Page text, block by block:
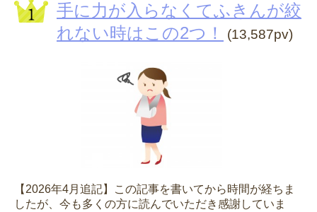
手に力が入らなくてふきんが絞
れない時はこの2つ！
(13,587pv)
【2026年4月追記】この記事を書いてから時間が経ちま
したが、今も多くの方に読んでいただき感謝していま